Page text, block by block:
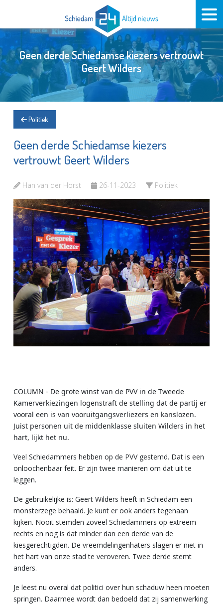
Geen derde Schiedamse kiezers vertrouwt
Geert Wilders
Politiek
Geen derde Schiedamse kiezers
vertrouwt Geert Wilders
Han van der Horst 26-11-2023 Politiek
COLUMN - De grote winst van de PVV in de Tweede
Kamerverkiezingen logenstraft de stelling dat de partij er
vooral een is van vooruitgangsverliezers en kanslozen.
Juist personen uit de middenklasse sluiten Wilders in het
hart, lijkt het nu.
Veel Schiedammers hebben op de PVV gestemd. Dat is een
onloochenbaar feit. Er zijn twee manieren om dat uit te
leggen.
De gebruikelijke is: Geert Wilders heeft in Schiedam een
monsterzege behaald. Je kunt er ook anders tegenaan
kijken. Nooit stemden zoveel Schiedammers op extreem
rechts en nog is dat minder dan een derde van de
kiesgerechtigden. De vreemdelingenhaters slagen er niet in
het hart van onze stad te veroveren. Twee derde stemt
anders.
Je leest nu overal dat politici over hun schaduw heen moeten
springen. Daarmee wordt dan bedoeld dat zij samenwerking